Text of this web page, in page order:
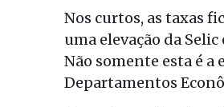
Nos curtos, as taxas
uma elevação da
Não somente esta é
Departamentos